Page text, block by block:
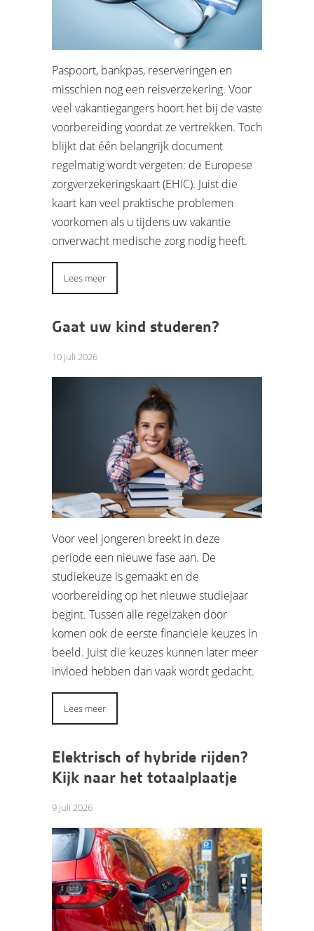
Paspoort, bankpas, reserveringen en
misschien nog een reisverzekering. Voor
veel vakantiegangers hoort het bij de vaste
voorbereiding voordat ze vertrekken. Toch
blijkt dat één belangrijk document
regelmatig wordt vergeten: de Europese
zorgverzekeringskaart (EHIC). Juist die
kaart kan veel praktische problemen
voorkomen als u tijdens uw vakantie
onverwacht medische zorg nodig heeft.
Lees meer
Gaat uw kind studeren?
10 juli 2026
Voor veel jongeren breekt in deze
periode een nieuwe fase aan. De
studiekeuze is gemaakt en de
voorbereiding op het nieuwe studiejaar
begint. Tussen alle regelzaken door
komen ook de eerste financiële keuzes in
beeld. Juist die keuzes kunnen later meer
invloed hebben dan vaak wordt gedacht.
Lees meer
Elektrisch of hybride rijden?
Kijk naar het totaalplaatje
9 juli 2026